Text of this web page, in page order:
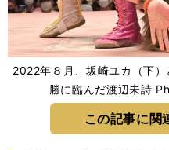
2022年８月、坂崎ユカ（下
勝に臨んだ渡辺未詩
この記事に関